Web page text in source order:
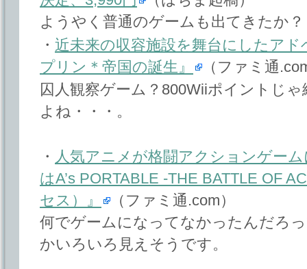
ようやく普通のゲームも出てきたか？
・ 近未来の収容施設を舞台にしたア
プリン＊帝国の誕生』
（ファミ通
囚人観察ゲーム？800Wiiポイントじ
よね・・・。
・ 人気アニメが格闘アクションゲー
はA’s PORTABLE -THE BATTLE OF
セス）』
（ファミ通.com）
何でゲームになってなかったんだろ
かいろいろ見えそうです。